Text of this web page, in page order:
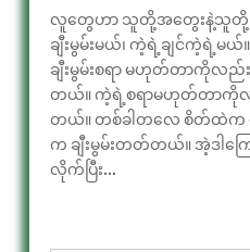
လူတွေဟာ သူတို့အတွေးနဲ့သူတို့ ချီ
ချီးမွမ်းမယ်၊ ကဲ့ရဲ့ချင်ကဲ့ရဲ့မ
ချီးမွမ်းစရာ မဟုတ်တာကိုလည်း
တယ်။ ကဲ့ရဲ့စရာမဟုတ်တာ
တယ်။ တစ်ခါတလေ စိတ်ထဲက မပါ
က ချီးမွမ်းတတ်တယ်။ အဲ့ဒါက
လိုက်ပြီး...